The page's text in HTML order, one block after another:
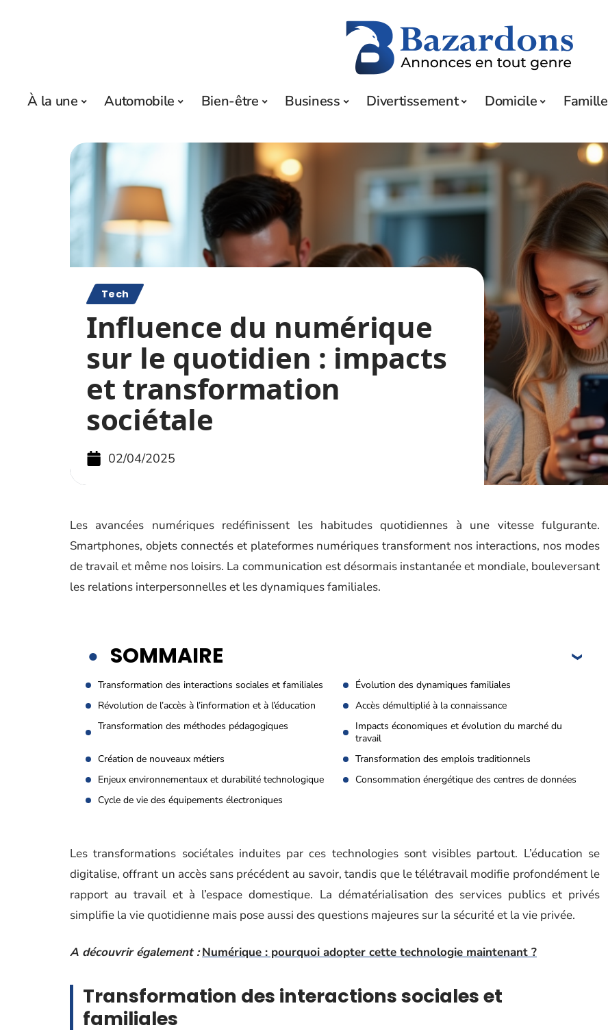
À la une Automobile Bien-être Business Divertissement Domicile Famille
Tech
Influence du numérique
sur le quotidien : impacts
et transformation
sociétale
02/04/2025
Les avancées numériques redéfinissent les habitudes quotidiennes à une vitesse fulgurante.
Smartphones, objets connectés et plateformes numériques transforment nos interactions, nos modes
de travail et même nos loisirs. La communication est désormais instantanée et mondiale, bouleversant
les relations interpersonnelles et les dynamiques familiales.
SOMMAIRE
Transformation des interactions sociales et familiales
Évolution des dynamiques familiales
Révolution de l’accès à l’information et à l’éducation
Accès démultiplié à la connaissance
Transformation des méthodes pédagogiques
Impacts économiques et évolution du marché du
travail
Création de nouveaux métiers
Transformation des emplois traditionnels
Enjeux environnementaux et durabilité technologique
Consommation énergétique des centres de données
Cycle de vie des équipements électroniques
Les transformations sociétales induites par ces technologies sont visibles partout. L’éducation se
digitalise, offrant un accès sans précédent au savoir, tandis que le télétravail modifie profondément le
rapport au travail et à l’espace domestique. La dématérialisation des services publics et privés
simplifie la vie quotidienne mais pose aussi des questions majeures sur la sécurité et la vie privée.
A découvrir également : Numérique : pourquoi adopter cette technologie maintenant ?
Transformation des interactions sociales et
familiales